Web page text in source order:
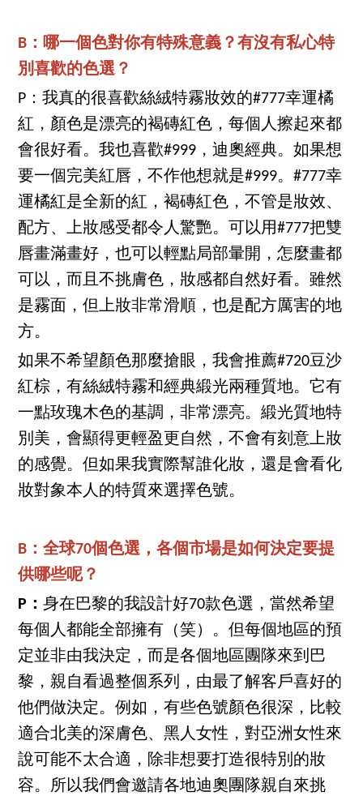
B：哪一個色對你有特殊意義？有沒有私心特
別喜歡的色選？
P：我真的很喜歡絲絨特霧妝效的#777幸運橘
紅，顏色是漂亮的褐磚紅色，每個人擦起來都
會很好看。我也喜歡#999，迪奧經典。如果想
要一個完美紅唇，不作他想就是#999。#777幸
運橘紅是全新的紅，褐磚紅色，不管是妝效、
配方、上妝感受都令人驚艷。可以用#777把雙
唇畫滿畫好，也可以輕點局部暈開，怎麼畫都
可以，而且不挑膚色，妝感都自然好看。雖然
是霧面，但上妝非常滑順，也是配方厲害的地
方。
如果不希望顏色那麼搶眼，我會推薦#720豆沙
紅棕，有絲絨特霧和經典緞光兩種質地。它有
一點玫瑰木色的基調，非常漂亮。緞光質地特
別美，會顯得更輕盈更自然，不會有刻意上妝
的感覺。但如果我實際幫誰化妝，還是會看化
妝對象本人的特質來選擇色號。
B：全球70個色選，各個市場是如何決定要提
供哪些呢？
P：身在巴黎的我設計好70款色選，當然希望
每個人都能全部擁有（笑）。但每個地區的預
定並非由我決定，而是各個地區團隊來到巴
黎，親自看過整個系列，由最了解客戶喜好的
他們做決定。例如，有些色號顏色很深，比較
適合北美的深膚色、黑人女性，對亞洲女性來
說可能不太合適，除非想要打造很特別的妝
容。所以我們會邀請各地迪奧團隊親自來挑